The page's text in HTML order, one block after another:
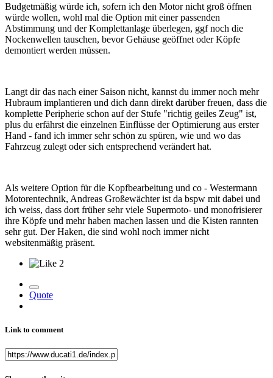
Budgetmäßig würde ich, sofern ich den Motor nicht groß öffnen
würde wollen, wohl mal die Option mit einer passenden
Abstimmung und der Komplettanlage überlegen, ggf noch die
Nockenwellen tauschen, bevor Gehäuse geöffnet oder Köpfe
demontiert werden müssen.
Langt dir das nach einer Saison nicht, kannst du immer noch mehr
Hubraum implantieren und dich dann direkt darüber freuen, dass die
komplette Peripherie schon auf der Stufe "richtig geiles Zeug" ist,
plus du erfährst die einzelnen Einflüsse der Optimierung aus erster
Hand - fand ich immer sehr schön zu spüren, wie und wo das
Fahrzeug zulegt oder sich entsprechend verändert hat.
Als weitere Option für die Kopfbearbeitung und co - Westermann
Motorentechnik, Andreas Großewächter ist da bspw mit dabei und
ich weiss, dass dort früher sehr viele Supermoto- und monofrisierer
ihre Köpfe und mehr haben machen lassen und die Kisten rannten
sehr gut. Der Haken, die sind wohl noch immer nicht
websitenmäßig präsent.
2
Quote
Link to comment